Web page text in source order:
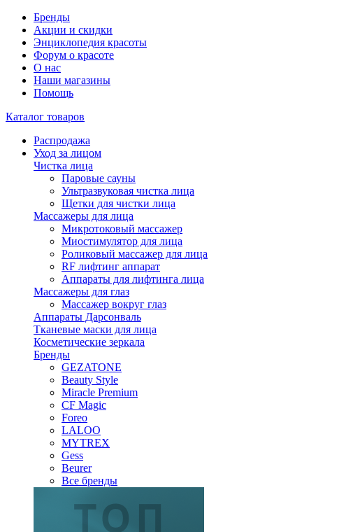
Бренды
Акции и скидки
Энциклопедия красоты
Форум о красоте
О нас
Наши магазины
Помощь
Каталог товаров
Распродажа
Уход за лицом
Чистка лица
Паровые сауны
Ультразвуковая чистка лица
Щетки для чистки лица
Массажеры для лица
Микротоковый массажер
Миостимулятор для лица
Роликовый массажер для лица
RF лифтинг аппарат
Аппараты для лифтинга лица
Массажеры для глаз
Массажер вокруг глаз
Аппараты Дарсонваль
Тканевые маски для лица
Косметические зеркала
Бренды
GEZATONE
Beauty Style
Miracle Premium
CF Magic
Foreo
LALOO
MYTREX
Gess
Beurer
Все бренды